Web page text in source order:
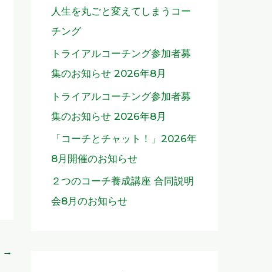
→
人生を丸ごと変えてしまうコー
チング
トライアルコーチング参加者募
集のお知らせ 2026年8月
トライアルコーチング参加者募
集のお知らせ 2026年8月
「コーチとチャット！」2026年
8月開催のお知らせ
２つのコーチ養成講座 合同説明
会8月のお知らせ